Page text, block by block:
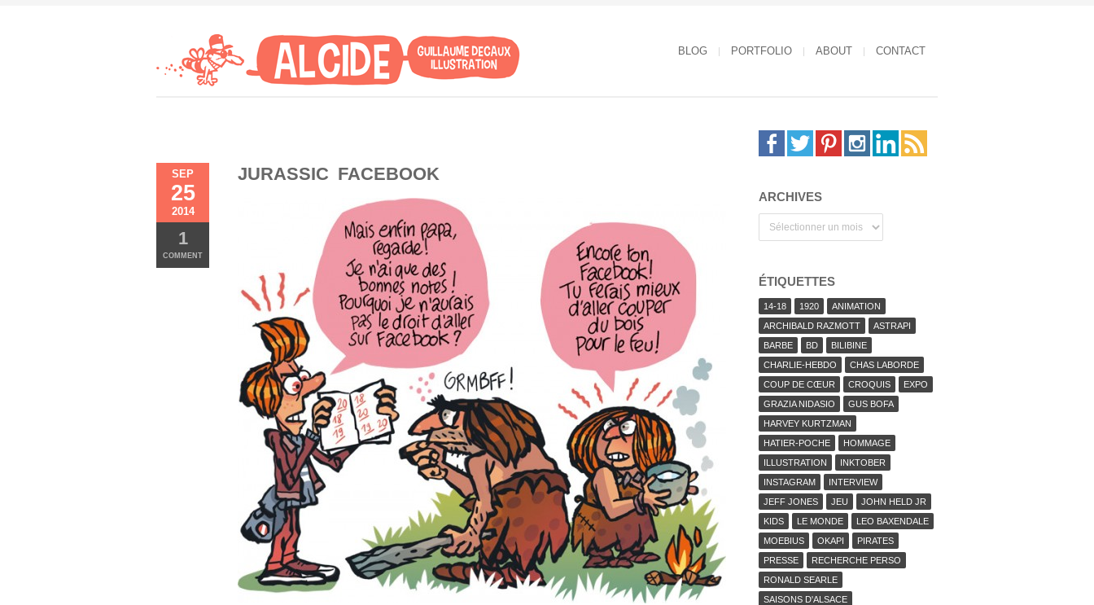
BLOG PORTFOLIO ABOUT CONTACT
SEP
25
2014
1
COMMENT
JURASSIC FACEBOOK
ARCHIVES
ÉTIQUETTES
14-18 1920
ANIMATION
ARCHIBALD RAZMOTT
ASTRAPI
BARBE
BD
BILIBINE
CHARLIE-HEBDO
CHAS LABORDE
COUP DE CŒUR
CROQUIS
EXPO
GRAZIA NIDASIO
GUS BOFA
HARVEY KURTZMAN
HATIER-POCHE
HOMMAGE
ILLUSTRATION
INKTOBER
INSTAGRAM
INTERVIEW
JEFF JONES
JEU
JOHN HELD JR
KIDS
LE MONDE
LEO BAXENDALE
MOEBIUS
OKAPI
PIRATES
PRESSE
RECHERCHE PERSO
RONALD SEARLE
SAISONS D'ALSACE